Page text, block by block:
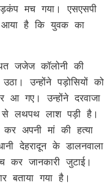
मच गया। एसएसपी
आया है कि युवक का
जजेज कॉलोनी की
उन्होंने पड़ोसियों को
गए। उन्होंने दरवाजा
से लथपथ लाश पड़ी है।
अपनी मां की हत्या
देहरादून के डालनवाला
जानकारी जुटाई।
बताया गया है।